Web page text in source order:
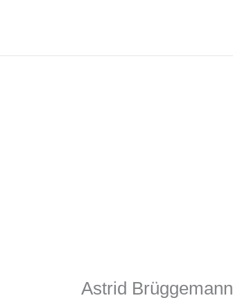
Astrid Brüggemann